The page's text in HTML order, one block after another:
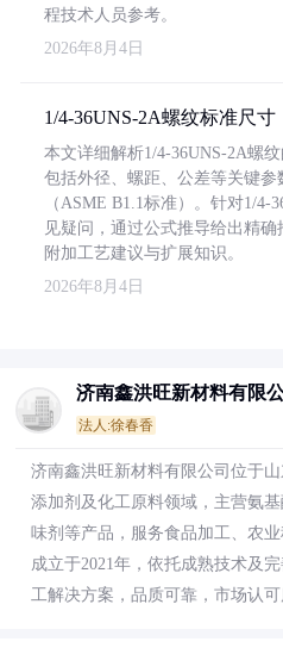
程技术人员参考。
2026年8月4日
1/4-36UNS-2A螺纹标准尺寸
本文详细解析1/4-36UNS-2A螺
包括外径、螺距、公差等关键
（ASME B1.1标准）。针对1/4-
见疑问，通过公式推导给出精
附加工艺建议与扩展知识。
2026年8月4日
济南鑫洪旺新材料有限
法人:徐春香
济南鑫洪旺新材料有限公司位于
添加剂及化工原料领域，主营氨
味剂等产品，服务食品加工、农
成立于2021年，依托成熟技术及
工解决方案，品质可靠，市场认可